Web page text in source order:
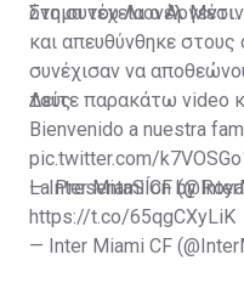
όνομα του Λιονέλ Μέσι.
Στη συνέχεια ο
και απευθύνθηκε
συνέχισαν να
τους.
Δείτε παρακάτω video
Bienvenido a nuestra
pic.twitter.com/
— Inter Miami CF
La PresentaSÍon by
https://t.co/65qgCXyLiK
— Inter Miami CF